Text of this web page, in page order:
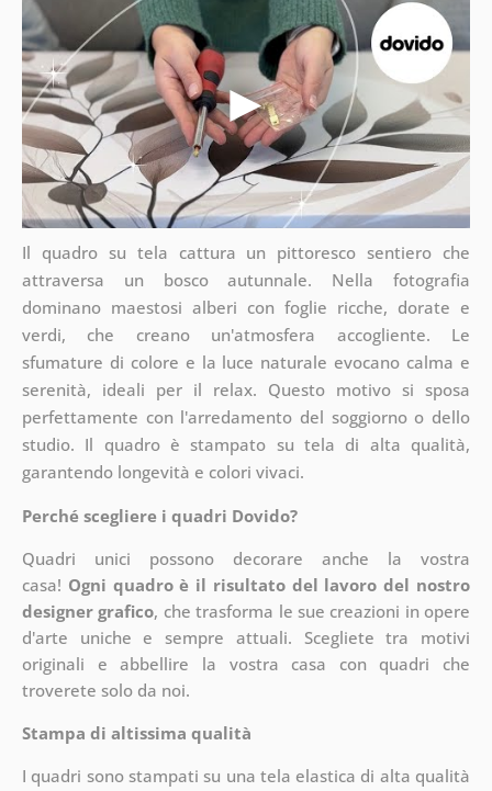
Il quadro su tela cattura un pittoresco sentiero che
attraversa un bosco autunnale. Nella fotografia
dominano maestosi alberi con foglie ricche, dorate e
verdi, che creano un'atmosfera accogliente. Le
sfumature di colore e la luce naturale evocano calma e
serenità, ideali per il relax. Questo motivo si sposa
perfettamente con l'arredamento del soggiorno o dello
studio. Il quadro è stampato su tela di alta qualità,
garantendo longevità e colori vivaci.
Perché scegliere i quadri Dovido?
Quadri unici possono decorare anche la vostra
casa! Ogni quadro è il risultato del lavoro del nostro
designer grafico, chetrasforma le sue creazioni in opere
d'arte uniche e sempre attuali. Scegliete tra motivi
originali e abbellire la vostra casa con quadri che
troverete solo da noi.
Stampa di altissima qualità
I quadri sono stampati su una tela elastica di alta qualità